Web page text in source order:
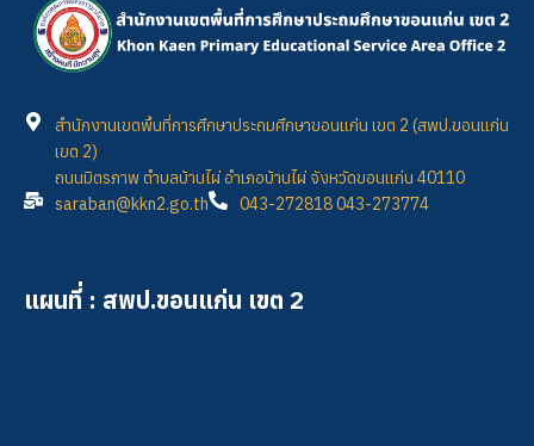
สำนักงานเขตพื้นที่การศึกษาประถมศึกษาขอนแก่น เขต 2 (สพป.ขอนแก่น
เขต 2)
ถนนมิตรภาพ ตำบลบ้านไผ่ อำเภอบ้านไผ่ จังหวัดขอนแก่น 40110
saraban@kkn2.go.th
043-272818 043-273774
แผนที่ : สพป.ขอนแก่น เขต 2